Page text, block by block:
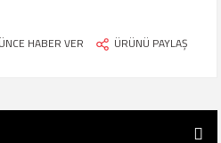
HABER VER ÜRÜNÜ PAYLAŞ